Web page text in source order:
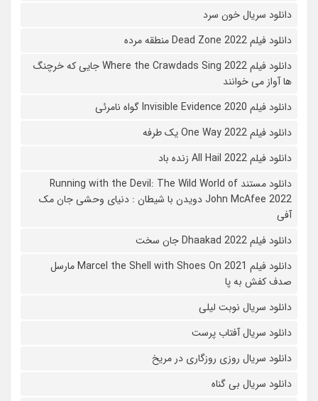
دانلود سریال خون سرد
دانلود فیلم 2022 Dead Zone منطقه مرده
دانلود فیلم Where the Crawdads Sing 2022 جایی که خرچنگ
ها آواز می خوانند
دانلود فیلم 2020 Invisible Evidence گواه نامرئی
دانلود فیلم One Way 2022 یک طرفه
دانلود فیلم All Hail 2022 زنده باد
دانلود مستند Running with the Devil: The Wild World of
John McAfee 2022 دویدن با شیطان : دنیای وحشی جان مک
آفی
دانلود فیلم Dhaakad 2022 جان سخت
دانلود فیلم Marcel the Shell with Shoes On 2021 مارسل
صدف کفش به پا
دانلود سریال نوبت لیلی
دانلود سریال آفتاب پرست
دانلود سریال روزی روزگاری در مریخ
دانلود سریال بی گناه